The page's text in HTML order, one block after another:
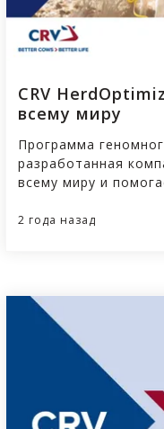
CRV
всему миру
Программа
разработанная
всему миру и
2 года назад